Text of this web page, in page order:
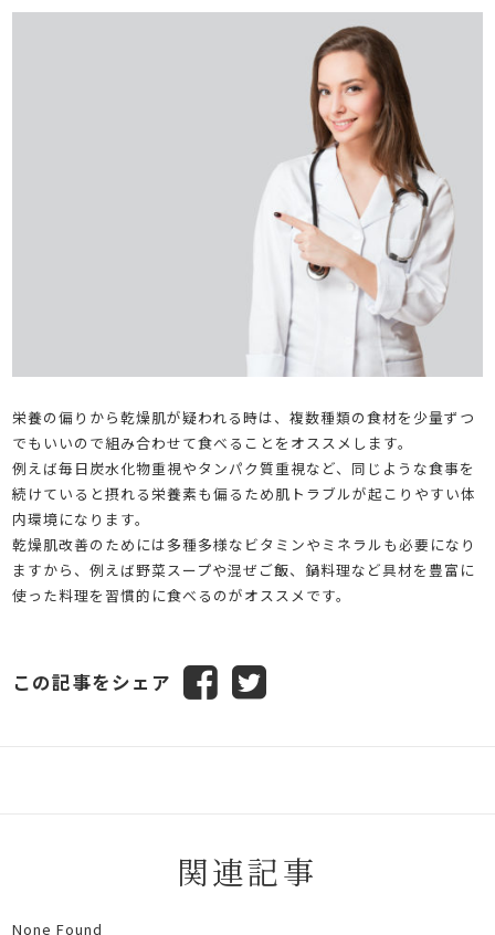
栄養の偏りから乾燥肌が疑われる時は、複数種類の食材を少量ずつ
でもいいので組み合わせて食べることをオススメします。
例えば毎日炭水化物重視やタンパク質重視など、同じような食事を
続けていると摂れる栄養素も偏るため肌トラブルが起こりやすい体
内環境になります。
乾燥肌改善のためには多種多様なビタミンやミネラルも必要になり
ますから、例えば野菜スープや混ぜご飯、鍋料理など具材を豊富に
使った料理を習慣的に食べるのがオススメです。
この記事をシェア
関連記事
None Found